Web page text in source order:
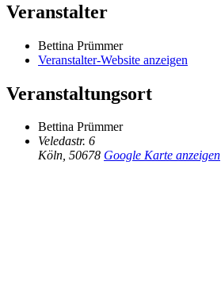
Veranstalter
Bettina Prümmer
Veranstalter-Website anzeigen
Veranstaltungsort
Bettina Prümmer
Veledastr. 6
Köln, 50678 Google Karte anzeigen